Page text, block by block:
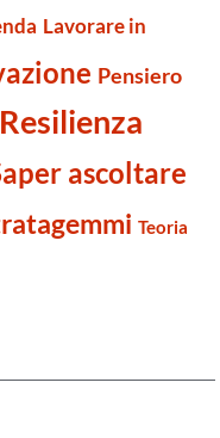
Lavorare in
Pensiero
Resilienza
ascoltare
Teoria